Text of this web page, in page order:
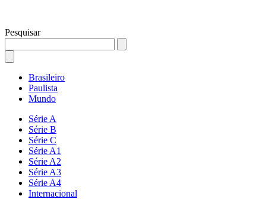
Pesquisar
Brasileiro
Paulista
Mundo
Série A
Série B
Série C
Série A1
Série A2
Série A3
Série A4
Internacional